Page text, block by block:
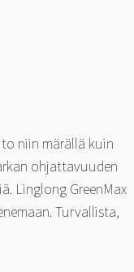
niin märällä kuin
ohjattavuuden
Linglong GreenMax
Turvallista,